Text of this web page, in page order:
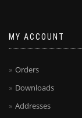
MY ACCOUNT
Orders
Downloads
Addresses